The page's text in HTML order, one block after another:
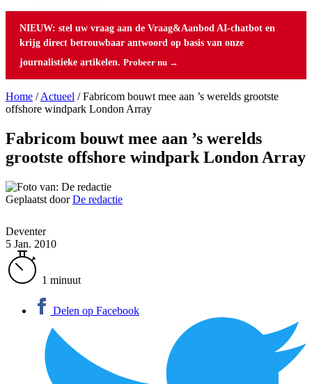
NIEUW: stel uw vraag aan de Vraag&Aanbod AI-chatbot en
krijg direct betrouwbaar antwoord op basis van onze
journalistieke artikelen. Probeer nu →
Home /Actueel /Fabricom bouwt mee aan ’s werelds grootste
offshore windpark London Array
Fabricom bouwt mee aan ’s werelds
grootste offshore windpark London Array
Geplaatst doorDe redactie
Deventer
5 Jan. 2010
1 minuut
Delen op Facebook